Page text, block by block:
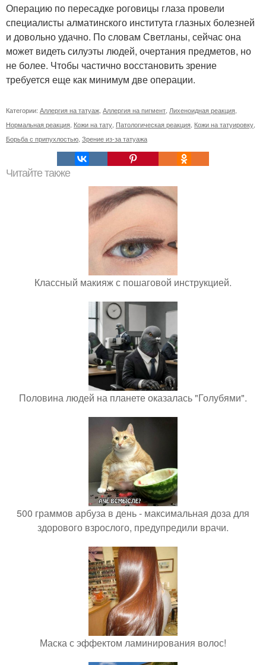
Операцию по пересадке роговицы глаза провели
специалисты алматинского института глазных болезней
и довольно удачно. По словам Светланы, сейчас она
может видеть силуэты людей, очертания предметов, но
не более. Чтобы частично восстановить зрение
требуется еще как минимум две операции.
Категории: Аллергия на татуаж Аллергия на пигмент Лихеноидная реакция
Нормальная реакция Кожи на тату Патологическая реакция Кожи на татуировку
Борьба с припухлостью Зрение из-за татуажа
Читайте также
Классный макияж с пошаговой инструкцией.
Половина людей на планете оказалась "Голубями".
500 граммов арбуза в день - максимальная доза для
здорового взрослого, предупредили врачи.
Маска с эффектом ламинирования волос!